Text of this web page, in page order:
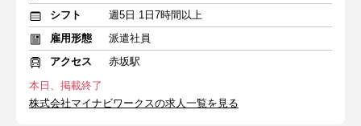
シフト
週5日 1日7時間以上
雇用形態
派遣社員
アクセス
赤坂駅
本日、掲載終了
株式会社マイナビワークスの求人一覧を見る